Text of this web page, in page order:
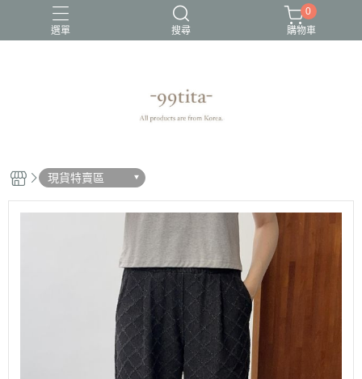
選單 搜尋
0
購物車
現貨特賣區